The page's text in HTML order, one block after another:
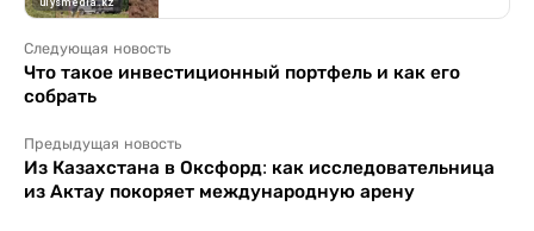
Следующая новость
Что такое инвестиционный портфель и как его
собрать
Предыдущая новость
Из Казахстана в Оксфорд: как исследовательница
из Актау покоряет международную арену